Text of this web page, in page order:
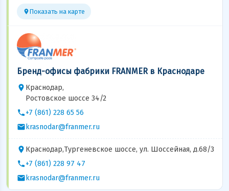
Показать на карте
Бренд-офисы фабрики FRANMER в Краснодаре
Краснодар,
Ростовское шоссе 34/2
+7 (861) 228 65 56
krasnodar@franmer.ru
Краснодар,Tургеневское шоссе, ул. Шоссейная, д.68/3
+7 (861) 228 97 47
krasnodar@franmer.ru